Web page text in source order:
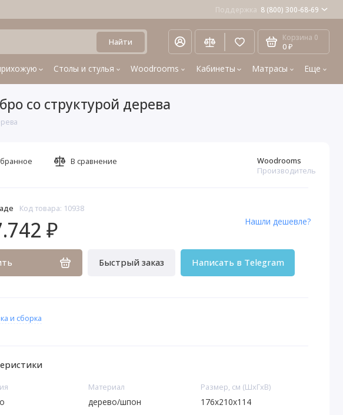
Поддержка 8 (800) 300-68-69
Найти Корзина 0
0 ₽
Столы и стулья Woodrooms Кабинеты Матрасы Еще
со структурой дерева
Код товара: 10938
Woodrooms
Производитель
₽
Быстрый заказ Написать в Telegram
Нашли дешевле?
В сравнение
и сборка
Материал
дерево/шпон
Размер, см (ШхГхВ)
176х210х114